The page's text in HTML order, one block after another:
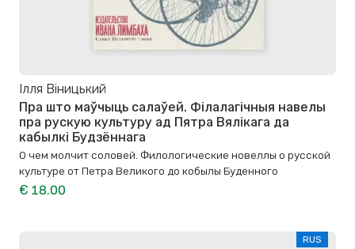
Ілля Віницький
Пра што маўчыць салаўей. Філалагічныя навелы
пра рускую культуру ад Пятра Вялікага да
кабылкі Будзённага
О чем молчит соловей. Филологические новеллы о русской
культуре от Петра Великого до кобылы Буденного
€ 18.00
RUS